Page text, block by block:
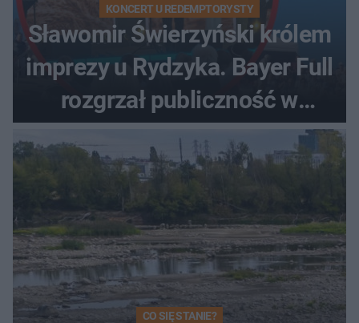
KONCERT U REDEMPTORYSTY
Sławomir Świerzyński królem
imprezy u Rydzyka. Bayer Full
rozgrzał publiczność w
Toruniu
CO SIĘ STANIE?